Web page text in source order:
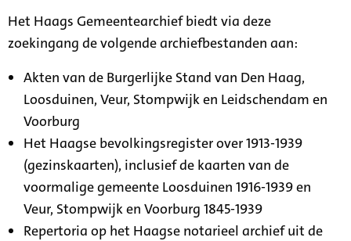
Het Haags Gemeentearchief biedt via deze
zoekingang de volgende archiefbestanden aan:
Akten van de Burgerlijke Stand van Den Haag,
Loosduinen, Veur, Stompwijk en Leidschendam en
Voorburg
Het Haagse bevolkingsregister over 1913-1939
(gezinskaarten), inclusief de kaarten van de
voormalige gemeente Loosduinen 1916-1939 en
Veur, Stompwijk en Voorburg 1845-1939
Repertoria op het Haagse notarieel archief uit de